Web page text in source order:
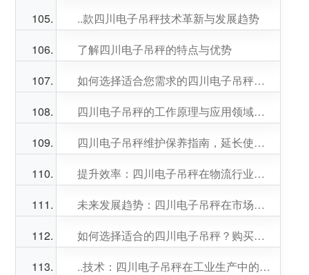
..款四川电子吊秤技术革新与发展趋势
了解四川电子吊秤的特点与优势
如何选择适合您需求的四川电子吊秤产品
四川电子吊秤的工作原理与应用领域介绍
四川电子吊秤维护保养指南，延长使用寿命
提升效率：四川电子吊秤在物流行业的应用探讨
未来发展趋势：四川电子吊秤在市场上的前景展望
如何选择适合的四川电子吊秤？购买指南解读
..技术：四川电子吊秤在工业生产中的优势